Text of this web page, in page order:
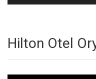
Hilton Otel